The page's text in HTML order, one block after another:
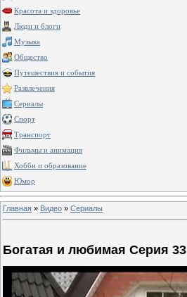
Красота и здоровье
Люди и блоги
Музыка
Общество
Путешествия и события
Развлечения
Сериалы
Спорт
Транспорт
Фильмы и анимация
Хобби и образование
Юмор
Главная » Видео » Сериалы
Богатая и любимая Серия 33